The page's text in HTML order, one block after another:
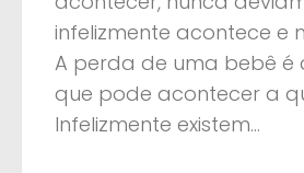
infelizmente acontece e
A perda de uma bebê é
que pode acontecer a
Infelizmente existem...